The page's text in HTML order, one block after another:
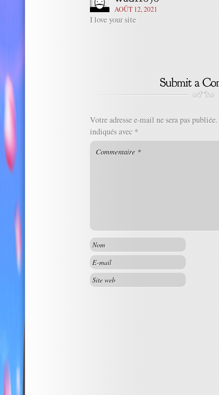
AOÛT 12, 2021
I love your site
Votre adresse e-mail ne sera pas publiée.
indiqués avec *